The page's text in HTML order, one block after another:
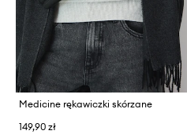
Medicine rękawiczki skórzane
149,90 zł